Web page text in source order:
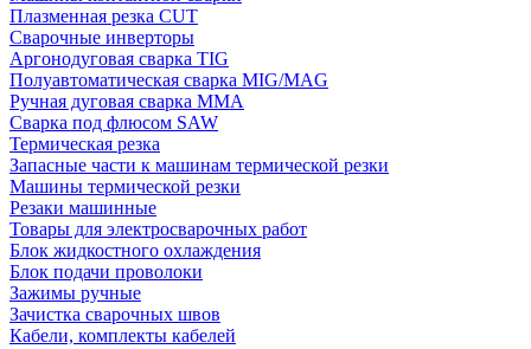
Плазменная резка CUT
Сварочные инверторы
Аргонодуговая сварка TIG
Полуавтоматическая сварка MIG/MAG
Ручная дуговая сварка MMA
Сварка под флюсом SAW
Термическая резка
Запасные части к машинам термической резки
Машины термической резки
Резаки машинные
Товары для электросварочных работ
Блок жидкостного охлаждения
Блок подачи проволоки
Зажимы ручные
Зачистка сварочных швов
Кабели, комплекты кабелей